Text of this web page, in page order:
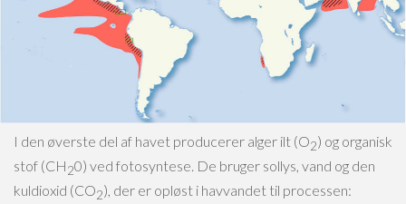
I den øverste del af havet producerer alger ilt (O2) og organisk
stof (CH20) ved fotosyntese. De bruger sollys, vand og den
kuldioxid (CO2), der er opløst i havvandet til processen: